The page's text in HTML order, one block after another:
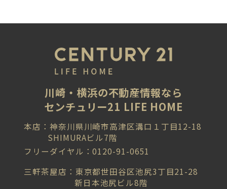
川崎・横浜の不動産情報なら
センチュリー21 LIFE HOME
本店：神奈川県川崎市高津区溝口１丁目12-18
SHIMURAビル7階
フリーダイヤル：0120-91-0651
三軒茶屋店：東京都世田谷区池尻3丁目21-28
新日本池尻ビル8階